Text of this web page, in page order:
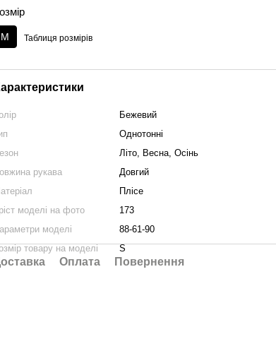
M Таблиця розмірів
Бежевий
Однотонні
Літо, Весна, Осінь
рукава
Довгий
Плісе
моделі на фото
173
моделі
88-61-90
товару на моделі
S
Оплата Повернення